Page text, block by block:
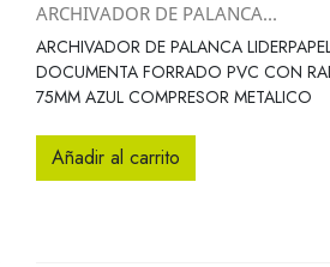
 Vista rápida
ARCHIVADOR DE PALANCA...
ARCHIVADOR DE PALANCA
DOCUMENTA FORRADO PVC CON
75MM AZUL COMPRESOR METALICO
Añadir al carrito